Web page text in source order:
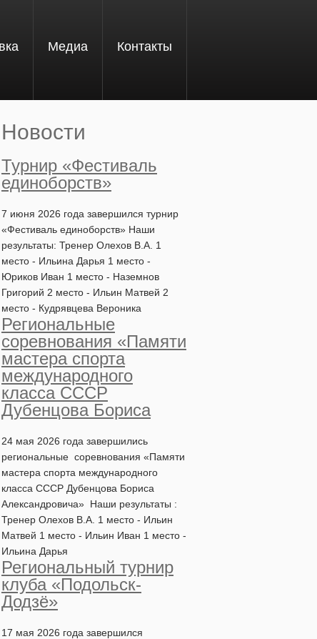
Медиа Контакты
Новости
Турнир «Фестиваль
единоборств»
7 июня 2026 года завершился турнир
«Фестиваль единоборств» Наши
результаты: Тренер Олехов В.А. 1
место - Ильина Дарья 1 место -
Юриков Иван 1 место - Наземнов
Григорий 2 место - Ильин Матвей 2
место - Кудрявцева Вероника
Региональные
соревнования «Памяти
мастера спорта
международного
класса СССР
Дубенцова Бориса
24 мая 2026 года завершились
региональные соревнования «Памяти
мастера спорта международного
класса СССР Дубенцова Бориса
Александровича» Наши результаты :
Тренер Олехов В.А. 1 место - Ильин
Матвей 1 место - Ильин Иван 1 место -
Ильина Дарья
Региональный турнир
клуба «Подольск-
Додзё»
17 мая 2026 года завершился